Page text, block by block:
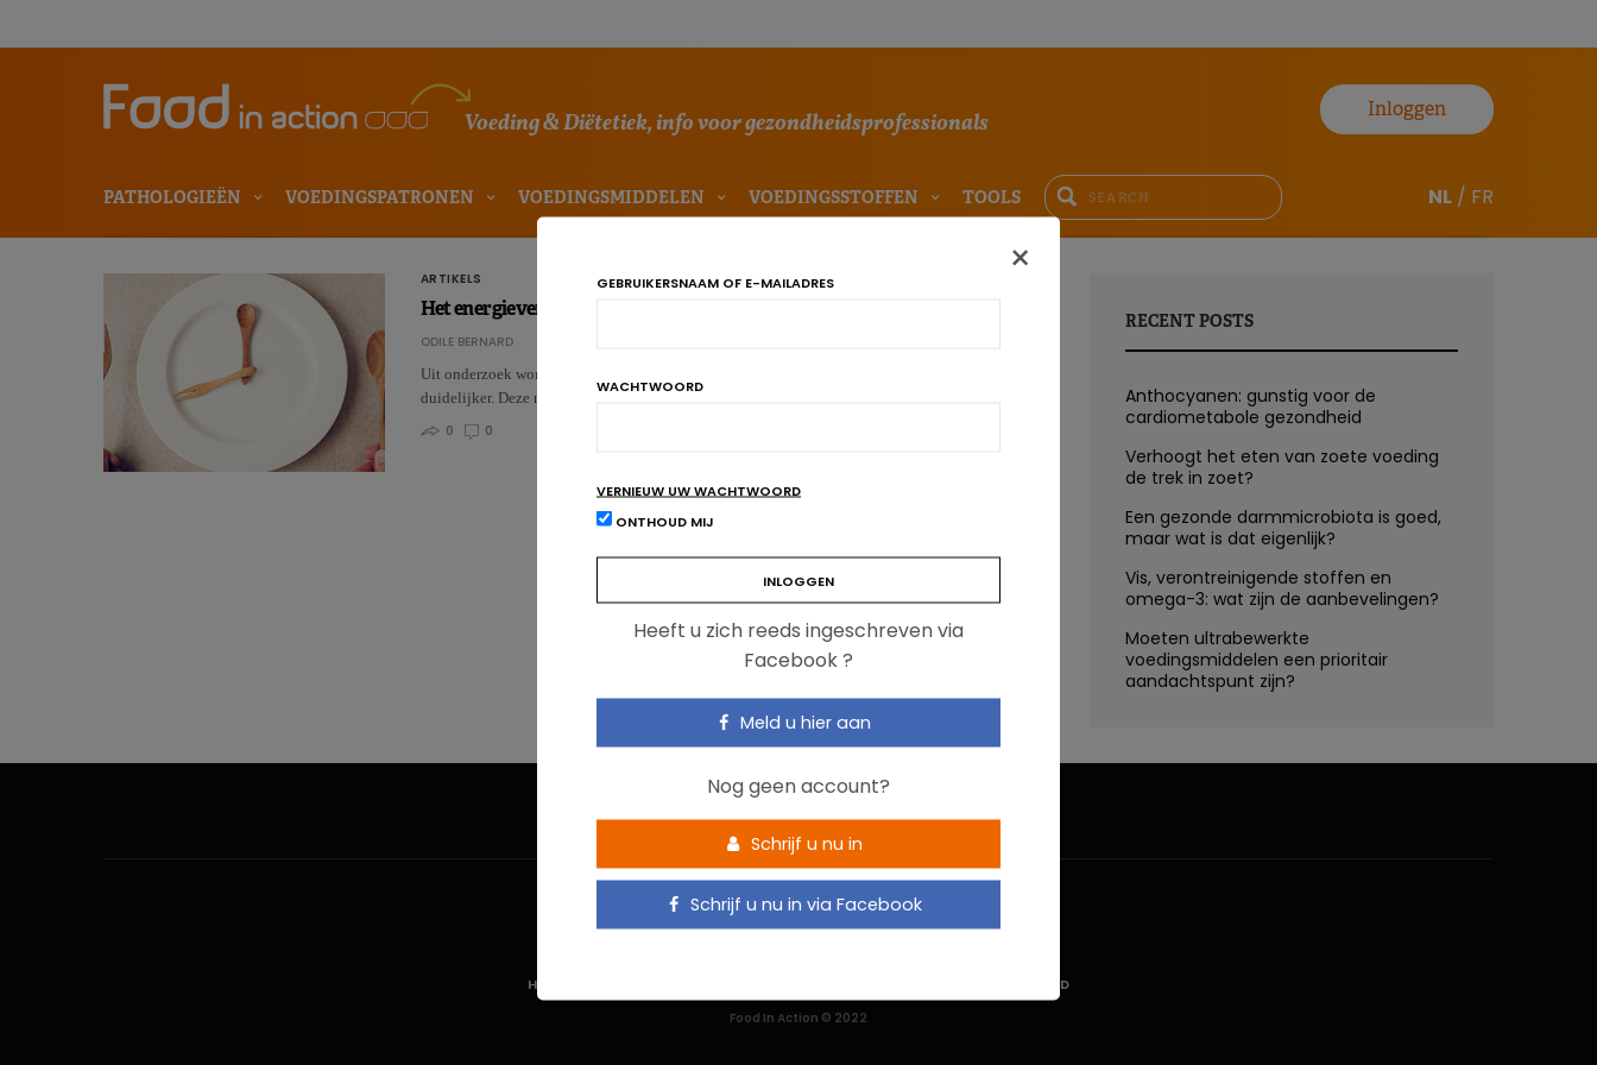
Voeding & Diëtetiek, info voor gezondheidsprofessionals
Inloggen
PATHOLOGIEËN VOEDINGSPATRONEN VOEDINGSMIDDELEN VOEDINGSSTOFFEN TOOLS NL / FR
ARTIKELS
Het energieverbruik in rust varieert in functie van het uur
ODILE BERNARD
Uit onderzoek wordt het effect van de biologische klok op het metabolisme steeds
duidelijker. Deze recente studie toont voor het eest aan dat ook het energi…
0
0
RECENT POSTS
Anthocyanen: gunstig voor de
cardiometabole gezondheid
Verhoogt het eten van zoete voeding
de trek in zoet?
Een gezonde darmmicrobiota is goed,
maar wat is dat eigenlijk?
Vis, verontreinigende stoffen en
omega-3: wat zijn de aanbevelingen?
Moeten ultrabewerkte
voedingsmiddelen een prioritair
aandachtspunt zijn?
×
GEBRUIKERSNAAM OF E-MAILADRES
WACHTWOORD
VERNIEUW UW WACHTWOORD
ONTHOUD MIJ
Heeft u zich reeds ingeschreven via
Facebook ?
Meld u hier aan
Nog geen account?
Schrijf u nu in
Schrijf u nu in via Facebook
HOME PRIVACYBELEID
Food In Action © 2022